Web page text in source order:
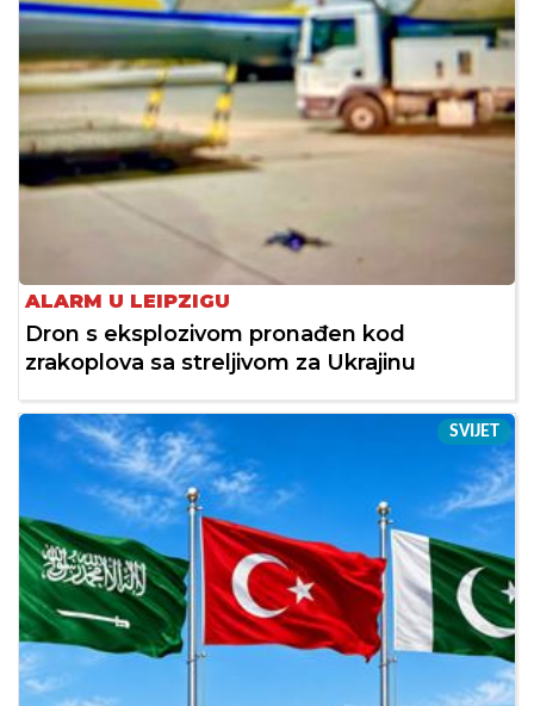
ALARM U LEIPZIGU
Dron s eksplozivom pronađen kod
zrakoplova sa streljivom za Ukrajinu
SVIJET